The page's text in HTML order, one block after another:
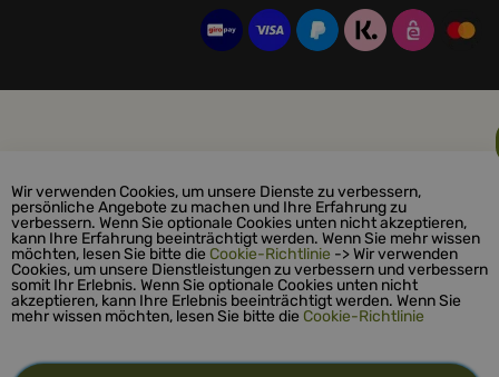
Wir verwenden Cookies, um unsere Dienste zu verbessern,
persönliche Angebote zu machen und Ihre Erfahrung zu
verbessern. Wenn Sie optionale Cookies unten nicht akzeptieren,
kann Ihre Erfahrung beeinträchtigt werden. Wenn Sie mehr wissen
möchten, lesen Sie bitte die Cookie-Richtlinie -> Wir verwenden
Cookies, um unsere Dienstleistungen zu verbessern und verbessern
somit Ihr Erlebnis. Wenn Sie optionale Cookies unten nicht
akzeptieren, kann Ihre Erlebnis beeinträchtigt werden. Wenn Sie
mehr wissen möchten, lesen Sie bitte die Cookie-Richtlinie